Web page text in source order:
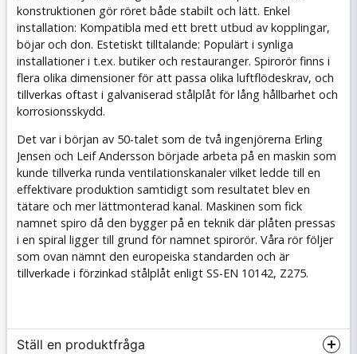
konstruktionen gör röret både stabilt och lätt. Enkel
installation: Kompatibla med ett brett utbud av kopplingar,
böjar och don. Estetiskt tilltalande: Populärt i synliga
installationer i t.ex. butiker och restauranger. Spirorör finns i
flera olika dimensioner för att passa olika luftflödeskrav, och
tillverkas oftast i galvaniserad stålplåt för lång hållbarhet och
korrosionsskydd.
Det var i början av 50-talet som de två ingenjörerna Erling
Jensen och Leif Andersson började arbeta på en maskin som
kunde tillverka runda ventilationskanaler vilket ledde till en
effektivare produktion samtidigt som resultatet blev en
tätare och mer lättmonterad kanal. Maskinen som fick
namnet spiro då den bygger på en teknik där plåten pressas
i en spiral ligger till grund för namnet spirorör. Våra rör följer
som ovan nämnt den europeiska standarden och är
tillverkade i förzinkad stålplåt enligt SS-EN 10142, Z275.
Ställ en produktfråga